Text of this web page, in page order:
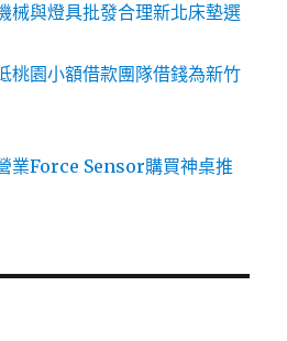
械與燈具批發合理新北床墊選
桃園小額借款團隊借錢為新竹
業Force Sensor購買神桌推